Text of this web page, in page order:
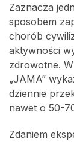
Zaznacza
sposobem
chorób
aktywności
zdrowotne.
„JAMA”
dziennie
nawet o 50-
Zdaniem